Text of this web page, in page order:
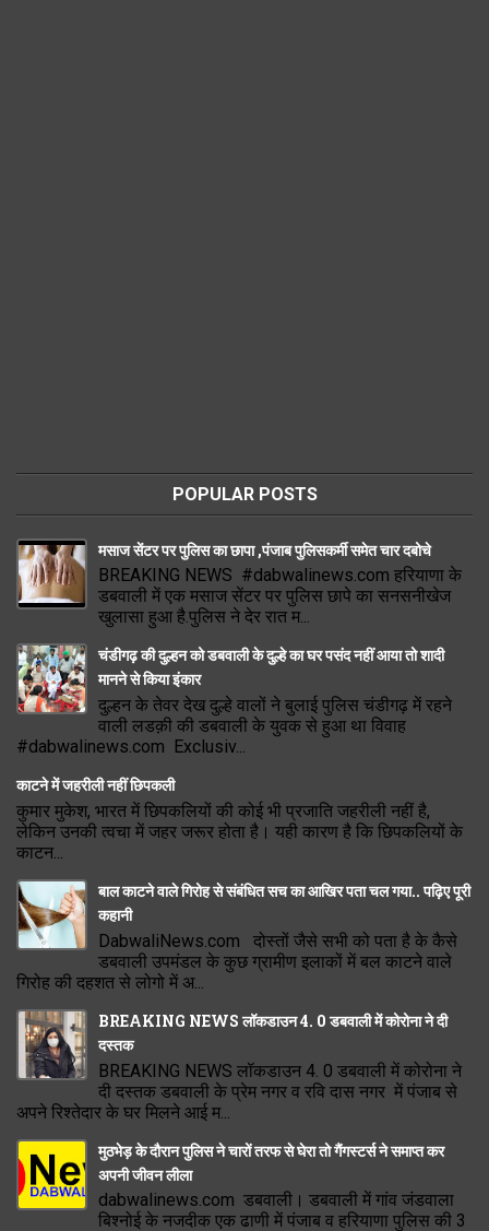
POPULAR POSTS
मसाज सेंटर पर पुलिस का छापा ,पंजाब पुलिसकर्मी समेत चार दबोचे
BREAKING NEWS #dabwalinews.com हरियाणा के
डबवाली में एक मसाज सेंटर पर पुलिस छापे का सनसनीखेज
खुलासा हुआ है.पुलिस ने देर रात म...
चंडीगढ़ की दुल्हन को डबवाली के दुल्हे का घर पसंद नहीं आया तो शादी
मानने से किया इंकार
दुल्हन के तेवर देख दुल्हे वालों ने बुलाई पुलिस चंडीगढ़ में रहने
वाली लडक़ी की डबवाली के युवक से हुआ था विवाह
#dabwalinews.com Exclusiv...
काटने में जहरीली नहीं छिपकली
कुमार मुकेश, भारत में छिपकलियों की कोई भी प्रजाति जहरीली नहीं है,
लेकिन उनकी त्वचा में जहर जरूर होता है। यही कारण है कि छिपकलियों के
काटन...
बाल काटने वाले गिरोह से संबंधित सच का आखिर पता चल गया.. पढ़िए पूरी
कहानी
DabwaliNews.com दोस्तों जैसे सभी को पता है के कैसे
डबवाली उपमंडल के कुछ ग्रामीण इलाकों में बल काटने वाले
गिरोह की दहशत से लोगो में अ...
BREAKING NEWS लॉकडाउन 4. 0 डबवाली में कोरोना ने दी
दस्तक
BREAKING NEWS लॉकडाउन 4. 0 डबवाली में कोरोना ने
दी दस्तक डबवाली के प्रेम नगर व रवि दास नगर में पंजाब से
अपने रिश्तेदार के घर मिलने आई म...
मुठभेड़ के दौरान पुलिस ने चारों तरफ से घेरा तो गैंगस्टर्स ने समाप्त कर
अपनी जीवन लीला
dabwalinews.com डबवाली। डबवाली में गांव जंडवाला
बिश्नोई के नजदीक एक ढाणी में पंजाब व हरियाणा पुलिस की 3